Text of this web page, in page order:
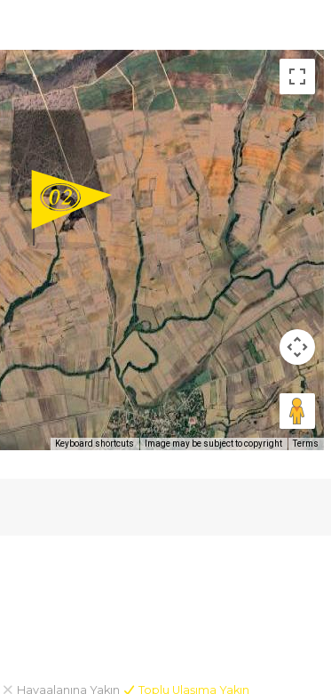
Keyboard shortcuts Image may be subject to copyright Terms
Havaalanına Yakın Toplu Ulaşıma Yakın